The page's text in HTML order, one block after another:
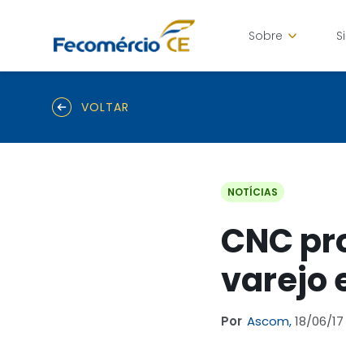
Sobre
VOLTAR
NOTÍCIAS
CNC
varejo
Por Ascom,18/06/17